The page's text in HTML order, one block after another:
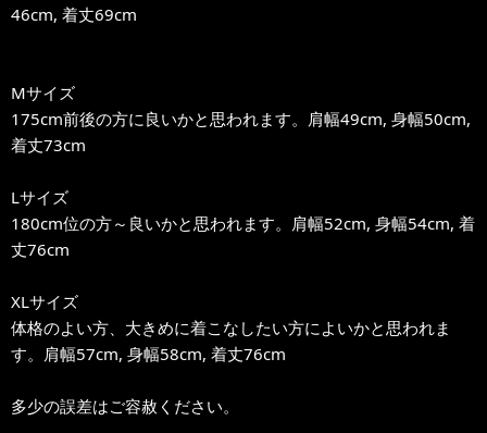
46cm, 着丈69cm
Mサイズ
175cm前後の方に良いかと思われます。肩幅49cm, 身幅50cm,
着丈73cm
Lサイズ
180cm位の方～良いかと思われます。肩幅52cm, 身幅54cm, 着
丈76cm
XLサイズ
体格のよい方、大きめに着こなしたい方によいかと思われま
す。肩幅57cm, 身幅58cm, 着丈76cm
多少の誤差はご容赦ください。